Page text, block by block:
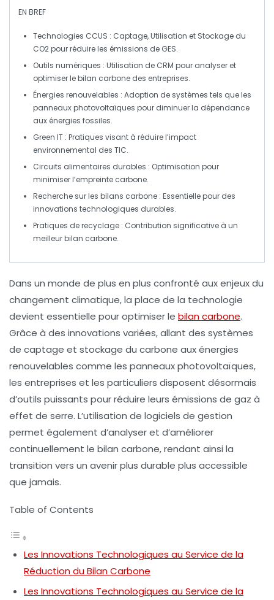
EN BREF
Technologies CCUS : Captage, Utilisation et Stockage du
CO2 pour réduire les émissions de GES.
Outils numériques : Utilisation de CRM pour analyser et
optimiser le bilan carbone des entreprises.
Énergies renouvelables : Adoption de systèmes tels que les
panneaux photovoltaïques pour diminuer la dépendance
aux énergies fossiles.
Green IT : Pratiques visant à réduire l’impact
environnemental des TIC.
Circuits alimentaires durables : Optimisation pour
minimiser l’empreinte carbone.
Recherche sur les bilans carbone : Essentielle pour des
innovations technologiques durables.
Pratiques de recyclage : Contribution significative à un
meilleur bilan carbone.
Dans un monde de plus en plus confronté aux enjeux du
changement climatique, la place de la technologie
devient essentielle pour optimiser le bilan carbone.
Grâce à des innovations variées, allant des systèmes
de captage et stockage du carbone aux énergies
renouvelables comme les panneaux photovoltaïques,
les entreprises et les particuliers disposent désormais
d’outils puissants pour réduire leurs émissions de gaz à
effet de serre. L’utilisation de logiciels de gestion
permet également d’analyser et d’améliorer
continuellement le bilan carbone, rendant ainsi la
transition vers un avenir plus durable plus accessible
que jamais.
Table of Contents
Les Innovations Technologiques au Service de la
Réduction du Bilan Carbone
Les Innovations Technologiques au Service de la